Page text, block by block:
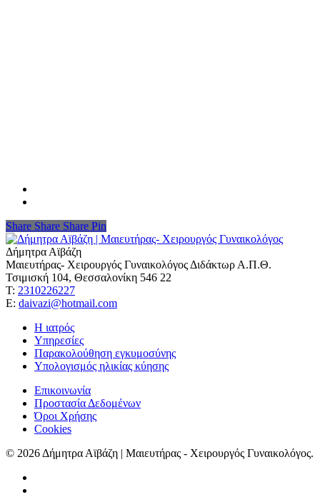
Share
Share Share Share Pin
Δήμητρα Αϊβάζη
Μαιευτήρας- Χειρουργός Γυναικολόγος Διδάκτωρ Α.Π.Θ.
Τσιμισκή 104, Θεσσαλονίκη 546 22
Τ: 2310226227
Ε: daivazi@hotmail.com
Η ιατρός
Υπηρεσίες
Παρακολούθηση εγκυμοσύνης
Υπολογισμός ηλικίας κύησης
Επικοινωνία
Προστασία Δεδομένων
Όροι Χρήσης
Cookies
© 2026 Δήμητρα Αϊβάζη | Μαιευτήρας - Χειρουργός Γυναικολόγος.